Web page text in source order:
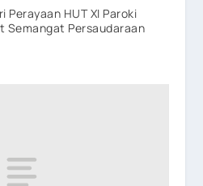
Perayaan HUT XI Paroki
Semangat Persaudaraan